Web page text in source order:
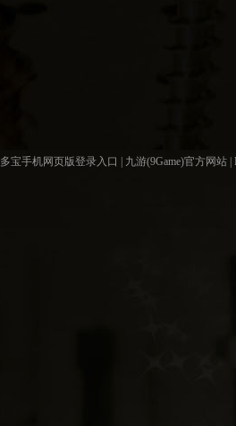
多宝手机网页版登录入口 九游(9Game)官方网站